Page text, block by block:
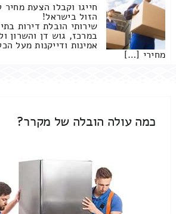
חייגו וקבלו הצעת
הזול בישראל!
שירותי הובלת דירות
במרכז, גוש דן והשרון
אמינות ודייקנות מעל
מחירי […]
כמה עולה הובלה של מקרר?